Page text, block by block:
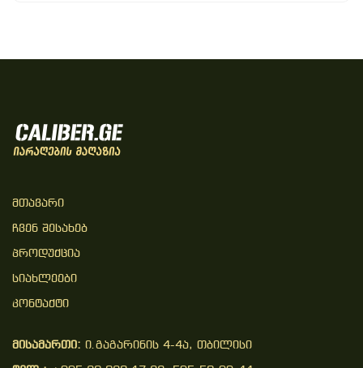
Მთავარი
Ჩვენ Შესახებ
Პროდუქცია
Სიახლეები
Კონტაქტი
მისამართი: ი.გაგარინის 4-4ა, თბილისი